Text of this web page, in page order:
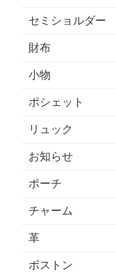
セミショルダー
財布
小物
ポシェット
リュック
お知らせ
ポーチ
チャーム
革
ボストン